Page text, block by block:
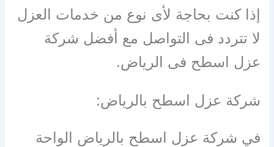
إذا كنت بحاجة لأى نوع من خدمات العزل
لا تتردد فى التواصل مع أفضل شركة
عزل اسطح فى الرياض.
شركة عزل اسطح بالرياض:
في شركة عزل اسطح بالرياض الواحة